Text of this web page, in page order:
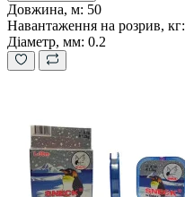
Довжина, м: 50
Навантаження на розрив, кг:
Діаметр, мм: 0.2